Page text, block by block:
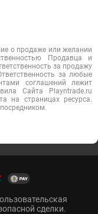
о продаже или желании
Продавца и
за продажу
за любые
соглашений лежит
Сайта Playntrade.ru
на страницах ресурса.
сделки.